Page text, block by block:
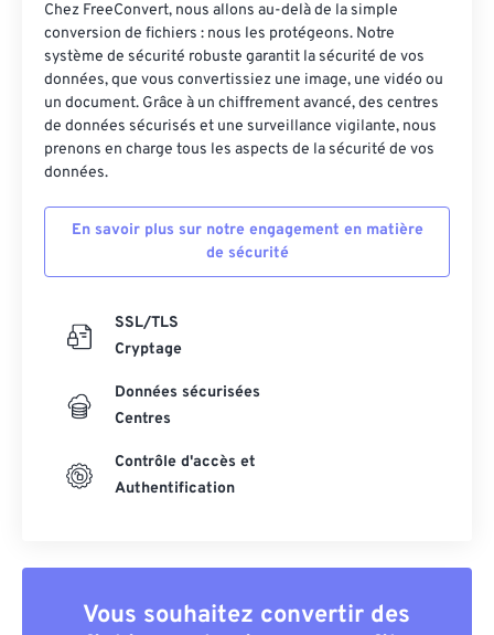
Chez FreeConvert, nous allons au-delà de la simple
conversion de fichiers : nous les protégeons. Notre
système de sécurité robuste garantit la sécurité de vos
données, que vous convertissiez une image, une vidéo ou
un document. Grâce à un chiffrement avancé, des centres
de données sécurisés et une surveillance vigilante, nous
prenons en charge tous les aspects de la sécurité de vos
données.
En savoir plus sur notre engagement en matière
de sécurité
SSL/TLS
Cryptage
Données sécurisées
Centres
Contrôle d'accès et
Authentification
Vous souhaitez convertir des